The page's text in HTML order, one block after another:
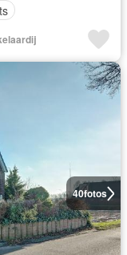
40fotos